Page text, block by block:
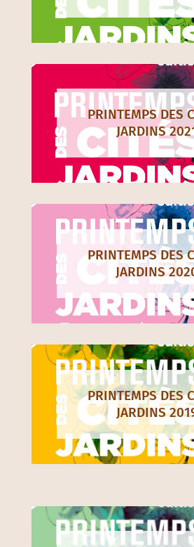
PRINTEMPS DES
JARDINS
PRINTEMPS DES
JARDINS
PRINTEMPS DES
JARDINS